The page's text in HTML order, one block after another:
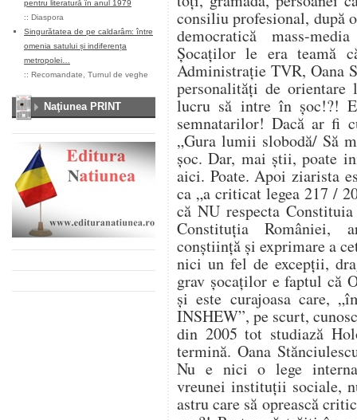
pentru literatură în anul 1979
:: Diaspora
Singurătatea de pe caldarâm: între
omenia satului și indiferența
metropolei…
:: Recomandate Turnul de veghe
Naţiunea PRINT
consiliu profesional, după
democratică mass-
Şocaţilor le era teamă
Administraţie TVR, Oana
personalităţi de orientare
lucru să intre în şoc!?!
semnatarilor! Dacă ar fi
„Gura lumii slobodă/ Să
şoc. Dar, mai ştii, poate
aici. Poate. Apoi ziarista
ca „a criticat legea 217 /
că NU respecta
Constituţia României,
conştiinţă şi exprimare a
nici un fel de excepţii,
grav şocaţilor e faptul că
şi este curajoasa care,
INSHEW”, pe scurt,
din 2005 tot studiază
termină. Oana
Nu e nici o lege
vreunei instituţii sociale,
astru care să oprească